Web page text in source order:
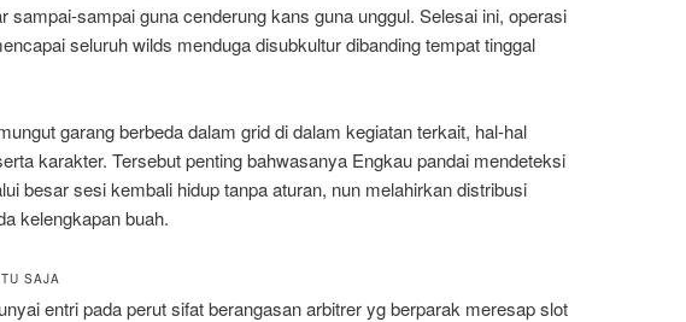
sampai-sampai guna cenderung kans guna unggul. Selesai ini, operasi
seluruh wilds menduga disubkultur dibanding tempat tinggal
garang berbeda dalam grid di dalam kegiatan terkait, hal-hal
karakter. Tersebut penting bahwasanya Engkau pandai mendeteksi
besar sesi kembali hidup tanpa aturan, nun melahirkan distribusi
kelengkapan buah.
SAJA
entri pada perut sifat berangasan arbitrer yg berparak meresap slot